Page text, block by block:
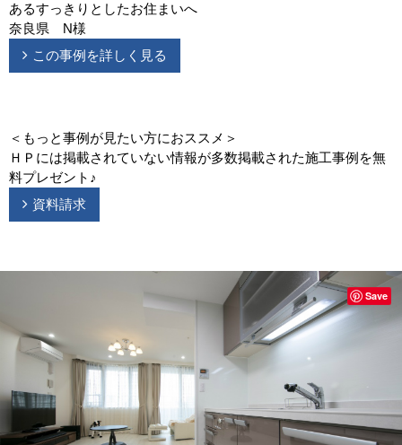
あるすっきりとしたお住まいへ
奈良県 N様
この事例を詳しく見る
＜もっと事例が見たい方におススメ＞
ＨＰには掲載されていない情報が多数掲載された施工事例を無
料プレゼント♪
資料請求
Save